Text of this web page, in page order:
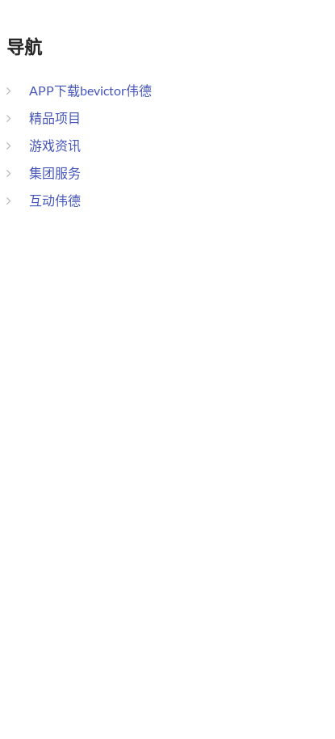
导航
APP下载bevictor伟德
精品项目
游戏资讯
集团服务
互动伟德